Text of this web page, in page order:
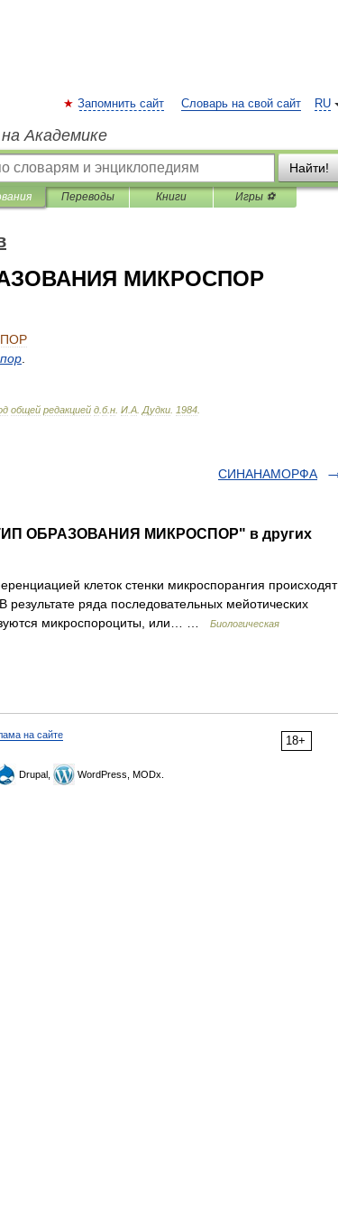
RU
Запомнить сайт Словарь на свой сайт
Академике
Найти!
Переводы Книги Игры ⚽
МИКРОСПОР
общей редакцией д б.н И А Дудки 1984
СИНАНАМОРФА
ОБРАЗОВАНИЯ МИКРОСПОР" в других
клеток стенки микроспорангия происходят
ряда последовательных мейотических
микроспороциты, или… …
Биологическая
18+
на сайте
Drupal, WordPress, MODx.